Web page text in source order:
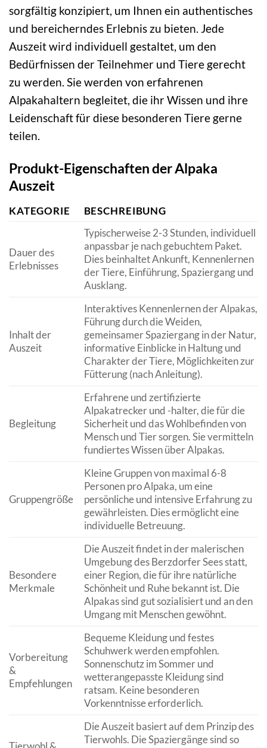
sorgfältig konzipiert, um Ihnen ein authentisches
und bereicherndes Erlebnis zu bieten. Jede
Auszeit wird individuell gestaltet, um den
Bedürfnissen der Teilnehmer und Tiere gerecht
zu werden. Sie werden von erfahrenen
Alpakahaltern begleitet, die ihr Wissen und ihre
Leidenschaft für diese besonderen Tiere gerne
teilen.
Produkt-Eigenschaften der Alpaka
Auszeit
KATEGORIE BESCHREIBUNG
Dauer des
Erlebnisses
Typischerweise 2-3 Stunden, individuell
anpassbar je nach gebuchtem Paket.
Dies beinhaltet Ankunft, Kennenlernen
der Tiere, Einführung, Spaziergang und
Ausklang.
Inhalt der
Auszeit
Interaktives Kennenlernen der Alpakas,
Führung durch die Weiden,
gemeinsamer Spaziergang in der Natur,
informative Einblicke in Haltung und
Charakter der Tiere, Möglichkeiten zur
Fütterung (nach Anleitung).
Begleitung
Erfahrene und zertifizierte
Alpakatrecker und -halter, die für die
Sicherheit und das Wohlbefinden von
Mensch und Tier sorgen. Sie vermitteln
fundiertes Wissen über Alpakas.
Gruppengröße
Kleine Gruppen von maximal 6-8
Personen pro Alpaka, um eine
persönliche und intensive Erfahrung zu
gewährleisten. Dies ermöglicht eine
individuelle Betreuung.
Besondere
Merkmale
Die Auszeit findet in der malerischen
Umgebung des Berzdorfer Sees statt,
einer Region, die für ihre natürliche
Schönheit und Ruhe bekannt ist. Die
Alpakas sind gut sozialisiert und an den
Umgang mit Menschen gewöhnt.
Vorbereitung
&
Empfehlungen
Bequeme Kleidung und festes
Schuhwerk werden empfohlen.
Sonnenschutz im Sommer und
wetterangepasste Kleidung sind
ratsam. Keine besonderen
Vorkenntnisse erforderlich.
Die Auszeit basiert auf dem Prinzip des
Tierwohls. Die Spaziergänge sind so